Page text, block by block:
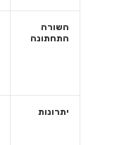
השורה
התחתונה
יתרונות